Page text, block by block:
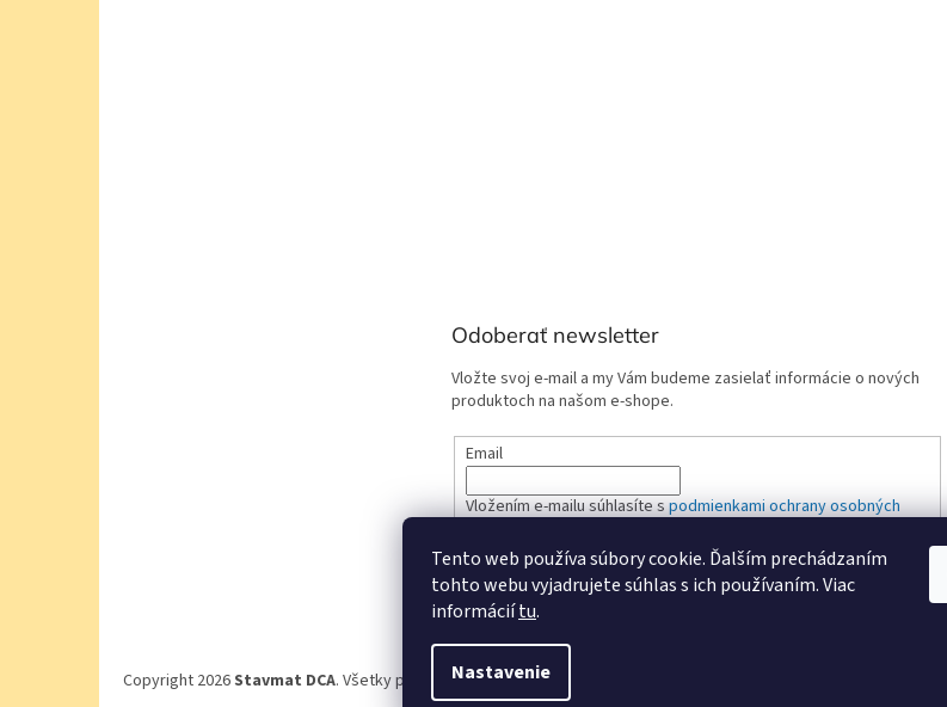
Tento web používa súbory cookie. Ďalším prechádzaním
tohto webu vyjadrujete súhlas s ich používaním. Viac
informáciítu.
Nastavenie
Odoberať newsletter
Vložte svoj e-mail a my Vám budeme zasielať informácie o nových
produktoch na našom e-shope.
Email
Vložením e-mailu súhlasíte spodmienkami ochrany osobných
PRIHLÁSIŤ SA
Copyright 2026Stavmat DCA. Všetky práva vyhradené.